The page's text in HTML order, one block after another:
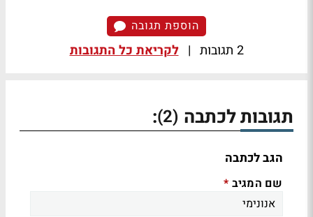
הוספת תגובה
2 תגובות | לקריאת כל התגובות
תגובות לכתבה (2)
:
הגב לכתבה
שם המגיב *